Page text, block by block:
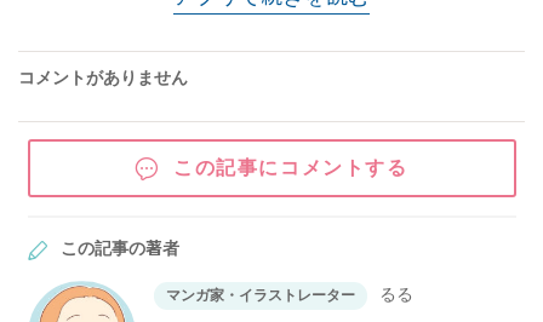
コメントがありません
この記事にコメントする
この記事の著者
マンガ家・イラストレーター るる